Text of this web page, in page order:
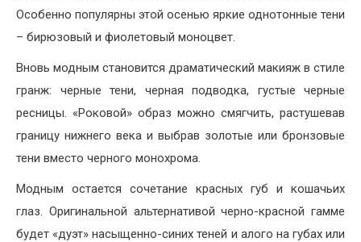
Особенно популярны этой осенью яркие однотонные тени
– бирюзовый и фиолетовый моноцвет.
Вновь модным становится драматический макияж в стиле
гранж: черные тени, черная подводка, густые черные
ресницы. «Роковой» образ можно смягчить, растушевав
границу нижнего века и выбрав золотые или бронзовые
тени вместо черного монохрома.
Модным остается сочетание красных губ и кошачьих
глаз. Оригинальной альтернативой черно-красной гамме
будет «дуэт» насыщенно-синих теней и алого на губах или